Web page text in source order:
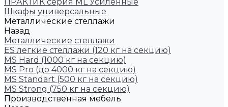
Шкафы универсальные
Металлические стеллажи
Назад
Металлические стеллажи
ES легкие стеллажи (120 кг на секцию)
MS Hard (1000 кг на секцию)
MS Pro (до 4000 кг на секцию)
MS Standart (500 кг на секцию)
MS Strong (750 кг на секцию)
Производственная мебель